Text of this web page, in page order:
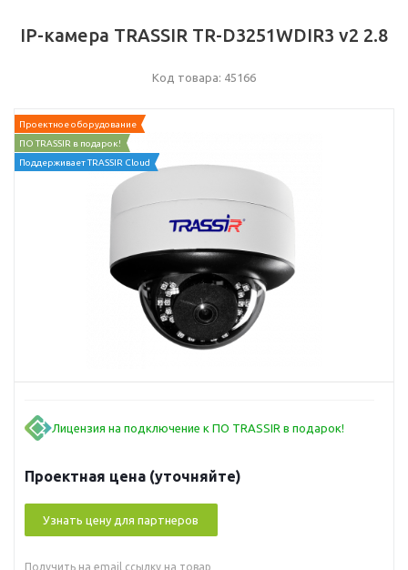
IP-камера TRASSIR TR-D3251WDIR3 v2 2.8
Код товара: 45166
Проектное оборудование
ПО TRASSIR в подарок!
Поддерживает TRASSIR Cloud
Лицензия на подключение к ПО TRASSIR в подарок!
Проектная цена (уточняйте)
Узнать цену для партнеров
Получить на email ссылку на товар